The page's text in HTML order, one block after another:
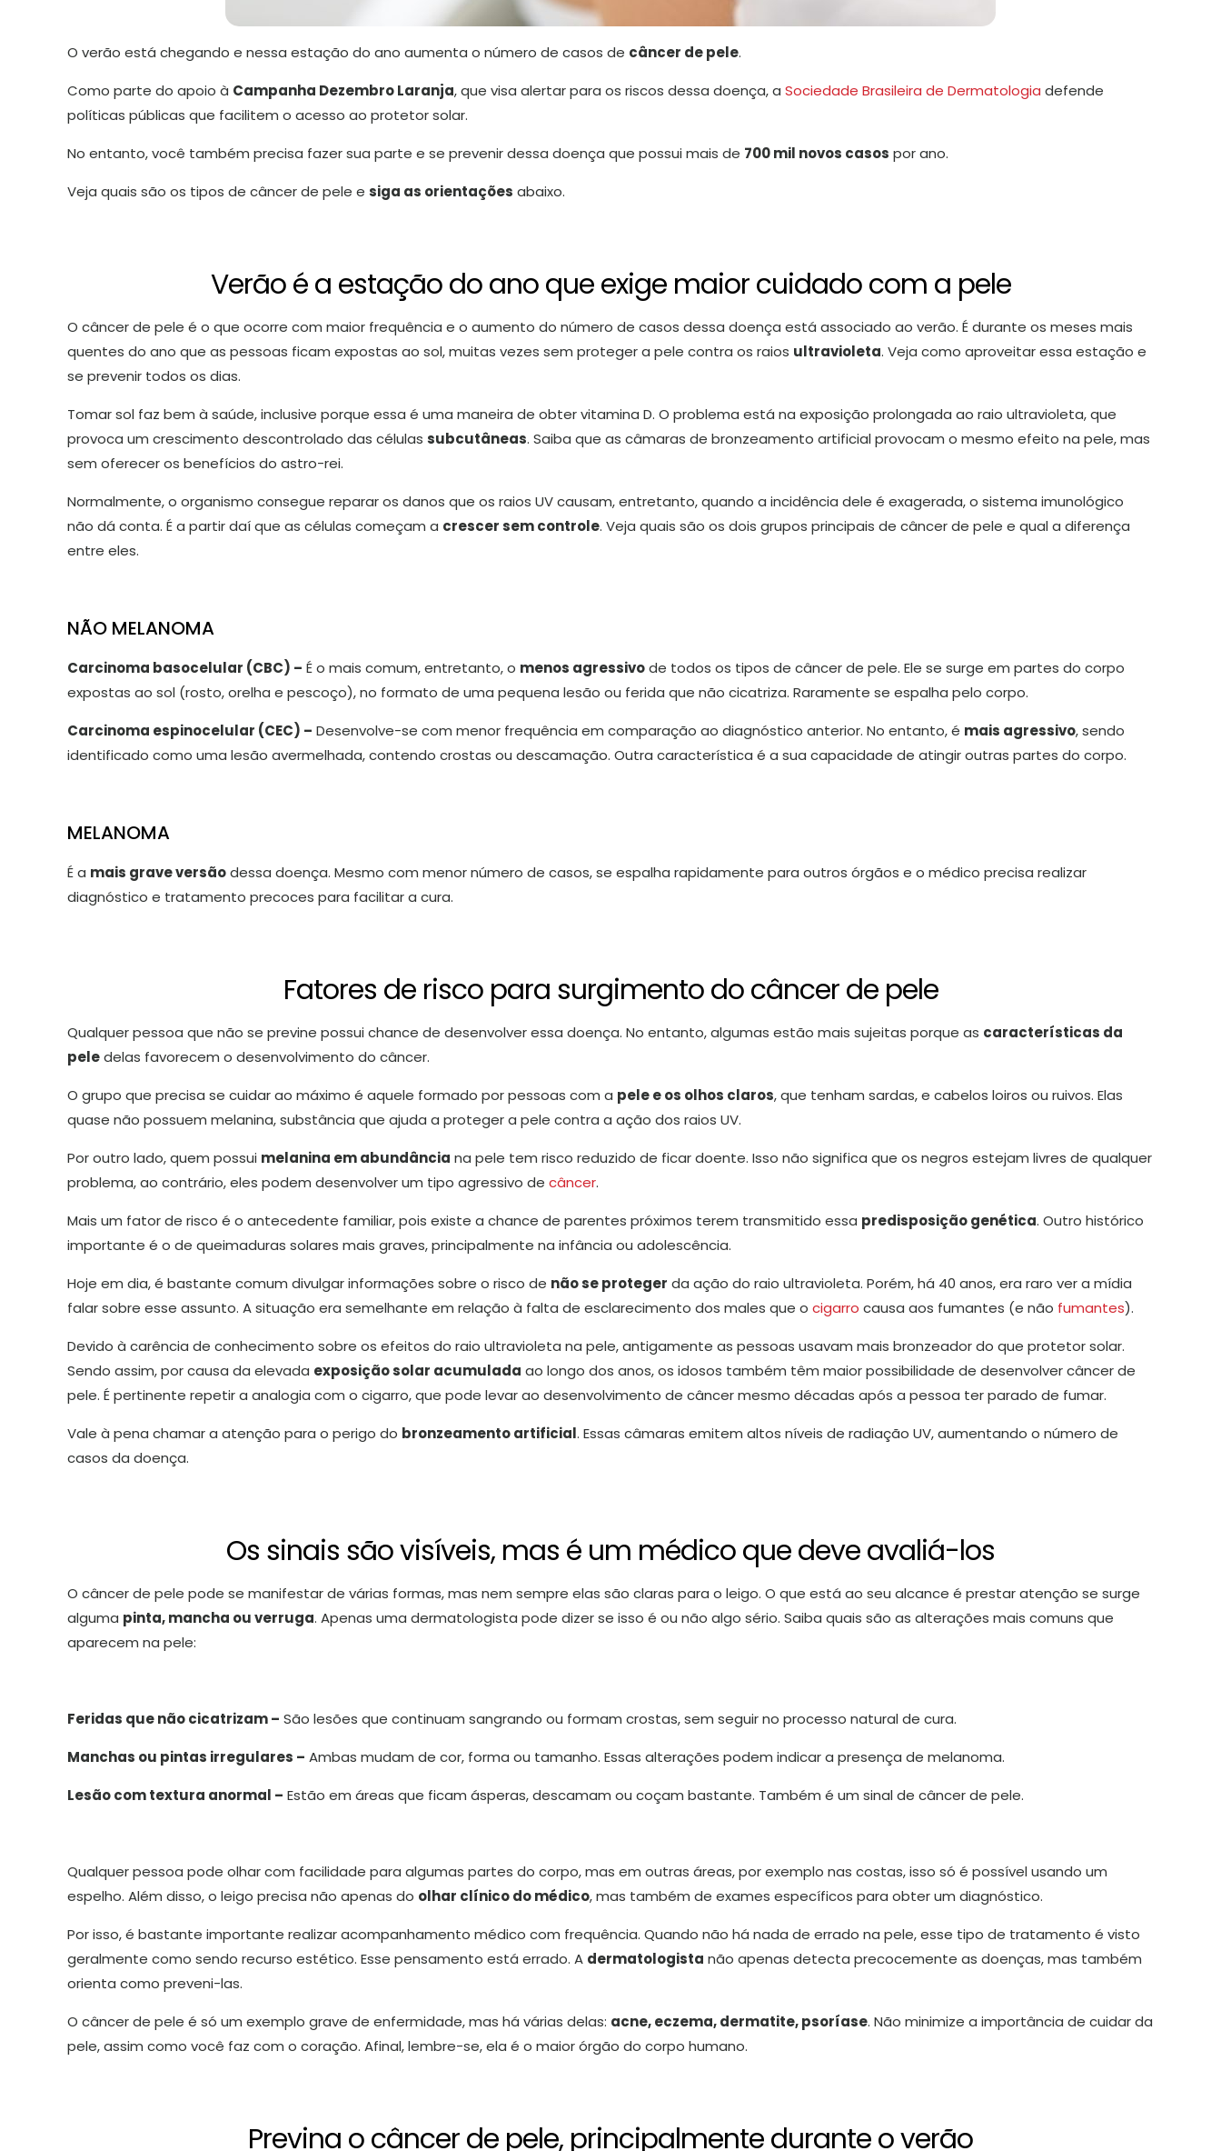
O verão está chegando e nessa estação do ano aumenta o número de casos de câncer de pele.
Como parte do apoio à Campanha Dezembro Laranja, que visa alertar para os riscos dessa doença, aSociedade Brasileira de Dermatologia defende
políticas públicas que facilitem o acesso ao protetor solar.
No entanto, você também precisa fazer sua parte e se prevenir dessa doença que possui mais de 700 mil novos casos por ano.
Veja quais são os tipos de câncer de pele esiga as orientações abaixo.
Verão é a estação do ano que exige maior cuidado com a pele
O câncer de pele é o que ocorre com maior frequência e o aumento do número de casos dessa doença está associado ao verão. É durante os meses mais
quentes do ano que as pessoas ficam expostas ao sol, muitas vezes sem proteger a pele contra os raios ultravioleta. Veja como aproveitar essa estação e
se prevenir todos os dias.
Tomar sol faz bem à saúde, inclusive porque essa é uma maneira de obter vitamina D. O problema está na exposição prolongada ao raio ultravioleta, que
provoca um crescimento descontrolado das célulassubcutâneas. Saiba que as câmaras de bronzeamento artificial provocam o mesmo efeito na pele, mas
sem oferecer os benefícios do astro-rei.
Normalmente, o organismo consegue reparar os danos que os raios UV causam, entretanto, quando a incidência dele é exagerada, o sistema imunológico
não dá conta. É a partir daí que as células começam a crescer sem controle. Veja quais são os dois grupos principais de câncer de pele e qual a diferença
entre eles.
NÃO MELANOMA
Carcinoma basocelular (CBC) – É o mais comum, entretanto, o menos agressivode todos os tipos de câncer de pele. Ele se surge em partes do corpo
expostas ao sol (rosto, orelha e pescoço), no formato de uma pequena lesão ou ferida que não cicatriza. Raramente se espalha pelo corpo.
Carcinoma espinocelular (CEC) – Desenvolve-se com menor frequência em comparação ao diagnóstico anterior. No entanto, é mais agressivo, sendo
identificado como uma lesão avermelhada, contendo crostas ou descamação. Outra característica é a sua capacidade de atingir outras partes do corpo.
MELANOMA
É a mais grave versãodessa doença. Mesmo com menor número de casos, se espalha rapidamente para outros órgãos e o médico precisa realizar
diagnóstico e tratamento precoces para facilitar a cura.
Fatores de risco para surgimento do câncer de pele
Qualquer pessoa que não se previne possui chance de desenvolver essa doença. No entanto, algumas estão mais sujeitas porque as características da
peledelas favorecem o desenvolvimento do câncer.
O grupo que precisa se cuidar ao máximo é aquele formado por pessoas com a pele e os olhos claros, que tenham sardas, e cabelos loiros ou ruivos. Elas
quase não possuem melanina, substância que ajuda a proteger a pele contra a ação dos raios UV.
Por outro lado, quem possui melanina em abundância na pele tem risco reduzido de ficar doente. Isso não significa que os negros estejam livres de qualquer
problema, ao contrário, eles podem desenvolver um tipo agressivo decâncer.
Mais um fator de risco é o antecedente familiar, pois existe a chance de parentes próximos terem transmitido essa predisposição genética. Outro histórico
importante é o de queimaduras solares mais graves, principalmente na infância ou adolescência.
Hoje em dia, é bastante comum divulgar informações sobre o risco de não se proteger da ação do raio ultravioleta. Porém, há 40 anos, era raro ver a mídia
falar sobre esse assunto. A situação era semelhante em relação à falta de esclarecimento dos males que ocigarro causa aos fumantes (e não fumantes).
Devido à carência de conhecimento sobre os efeitos do raio ultravioleta na pele, antigamente as pessoas usavam mais bronzeador do que protetor solar.
Sendo assim, por causa da elevada exposição solar acumulada ao longo dos anos, os idosos também têm maior possibilidade de desenvolver câncer de
pele. É pertinente repetir a analogia com o cigarro, que pode levar ao desenvolvimento de câncer mesmo décadas após a pessoa ter parado de fumar.
Vale à pena chamar a atenção para o perigo do bronzeamento artificial. Essas câmaras emitem altos níveis de radiação UV, aumentando o número de
casos da doença.
Os sinais são visíveis, mas é um médico que deve avaliá-los
O câncer de pele pode se manifestar de várias formas, mas nem sempre elas são claras para o leigo. O que está ao seu alcance é prestar atenção se surge
alguma pinta, mancha ou verruga. Apenas uma dermatologista pode dizer se isso é ou não algo sério. Saiba quais são as alterações mais comuns que
aparecem na pele:
Feridas que não cicatrizam – São lesões que continuam sangrando ou formam crostas, sem seguir no processo natural de cura.
Manchas ou pintas irregulares – Ambas mudam de cor, forma ou tamanho. Essas alterações podem indicar a presença de melanoma.
Lesão com textura anormal – Estão em áreas que ficam ásperas, descamam ou coçam bastante. Também é um sinal de câncer de pele.
Qualquer pessoa pode olhar com facilidade para algumas partes do corpo, mas em outras áreas, por exemplo nas costas, isso só é possível usando um
espelho. Além disso, o leigo precisa não apenas do olhar clínico do médico, mas também de exames específicos para obter um diagnóstico.
Por isso, é bastante importante realizar acompanhamento médico com frequência. Quando não há nada de errado na pele, esse tipo de tratamento é visto
geralmente como sendo recurso estético. Esse pensamento está errado. A dermatologista não apenas detecta precocemente as doenças, mas também
orienta como preveni-las.
O câncer de pele é só um exemplo grave de enfermidade, mas há várias delas: acne, eczema, dermatite, psoríase. Não minimize a importância de cuidar da
pele, assim como você faz com o coração. Afinal, lembre-se, ela é o maior órgão do corpo humano.
Previna o câncer de pele, principalmente durante o verão